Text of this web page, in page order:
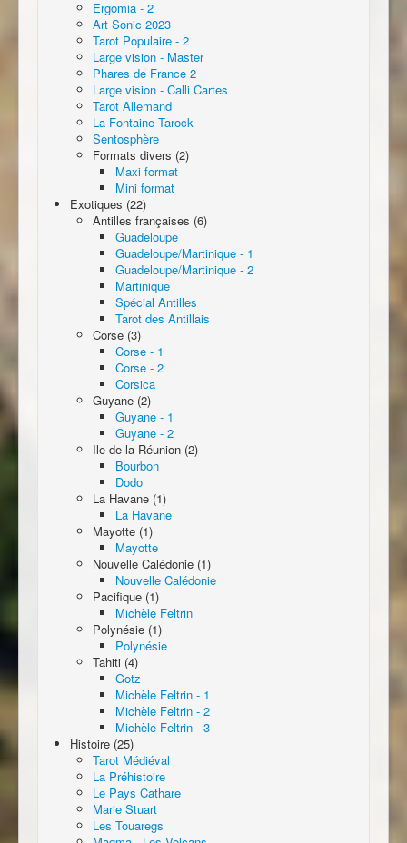
Ergomia - 2
Art Sonic 2023
Tarot Populaire - 2
Large vision - Master
Phares de France 2
Large vision - Calli Cartes
Tarot Allemand
La Fontaine Tarock
Sentosphère
Formats divers (2)
Maxi format
Mini format
Exotiques (22)
Antilles françaises (6)
Guadeloupe
Guadeloupe/Martinique - 1
Guadeloupe/Martinique - 2
Martinique
Spécial Antilles
Tarot des Antillais
Corse (3)
Corse - 1
Corse - 2
Corsica
Guyane (2)
Guyane - 1
Guyane - 2
Ile de la Réunion (2)
Bourbon
Dodo
La Havane (1)
La Havane
Mayotte (1)
Mayotte
Nouvelle Calédonie (1)
Nouvelle Calédonie
Pacifique (1)
Michèle Feltrin
Polynésie (1)
Polynésie
Tahiti (4)
Gotz
Michèle Feltrin - 1
Michèle Feltrin - 2
Michèle Feltrin - 3
Histoire (25)
Tarot Médiéval
La Préhistoire
Le Pays Cathare
Marie Stuart
Les Touaregs